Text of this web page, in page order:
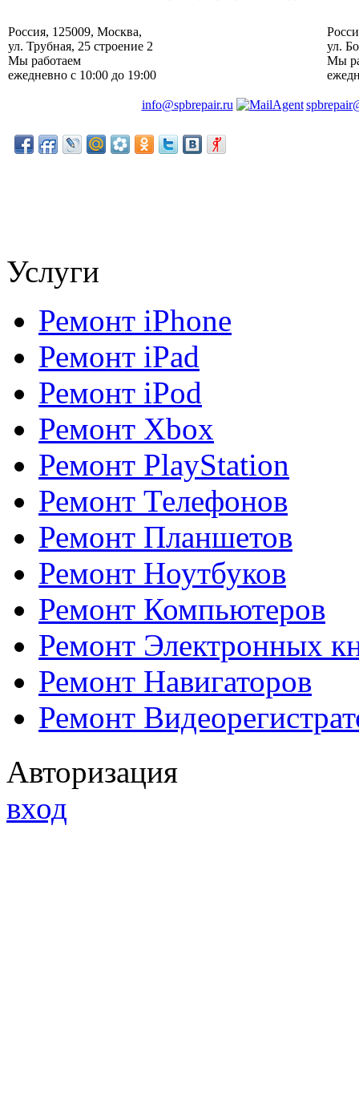
Россия, 125009, Москва, ‎
ул. Трубная, 25 строение 2
Мы работаем
ежедневно с 10:00 до 19:00
ул.
Мы
info@spbrepair.ru
Услуги
Ремонт iPhone
Ремонт iPad
Ремонт iPod
Ремонт Xbox
Ремонт PlayStation
Ремонт Телефонов
Ремонт Планшетов
Ремонт Ноутбуков
Ремонт Компьютеров
Ремонт Электронных
Ремонт Навигаторов
Ремонт
Авторизация
вход